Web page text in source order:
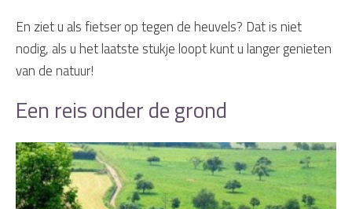
En ziet u als fietser op tegen de heuvels? Dat is niet
nodig, als u het laatste stukje loopt kunt u langer genieten
van de natuur!
Een reis onder de grond